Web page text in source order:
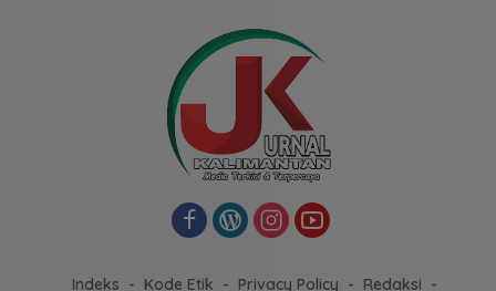
Indeks Kode Etik Privacy Policy Redaksi